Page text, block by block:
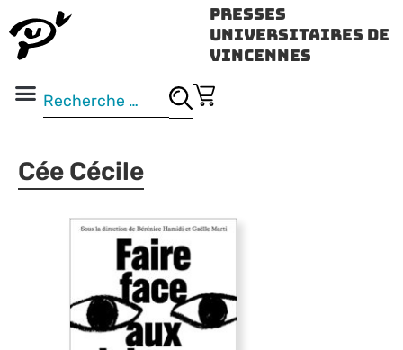
Presses
Universitaires de
Vincennes
Cée Cécile